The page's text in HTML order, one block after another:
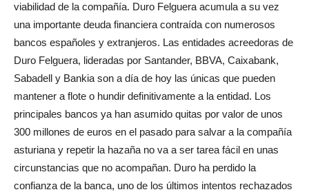
viabilidad de la compañía. Duro Felguera acumula a su vez
una importante deuda financiera contraída con numerosos
bancos españoles y extranjeros. Las entidades acreedoras de
Duro Felguera, lideradas por Santander, BBVA, Caixabank,
Sabadell y Bankia son a día de hoy las únicas que pueden
mantener a flote o hundir definitivamente a la entidad. Los
principales bancos ya han asumido quitas por valor de unos
300 millones de euros en el pasado para salvar a la compañía
asturiana y repetir la hazaña no va a ser tarea fácil en unas
circunstancias que no acompañan. Duro ha perdido la
confianza de la banca, uno de los últimos intentos rechazados